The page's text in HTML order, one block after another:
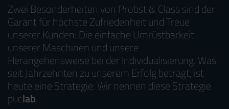
Zwei Besonderheiten von Probst & Class sind der
Garant für höchste Zufriedenheit und Treue
unserer Kunden: Die einfache Umrüstbarkeit
unserer Maschinen und unsere
Herangehensweise bei der Individualisierung. Was
seit Jahrzehnten zu unserem Erfolg beträgt, ist
heute eine Strategie. Wir nennen diese Strategie
puclab.